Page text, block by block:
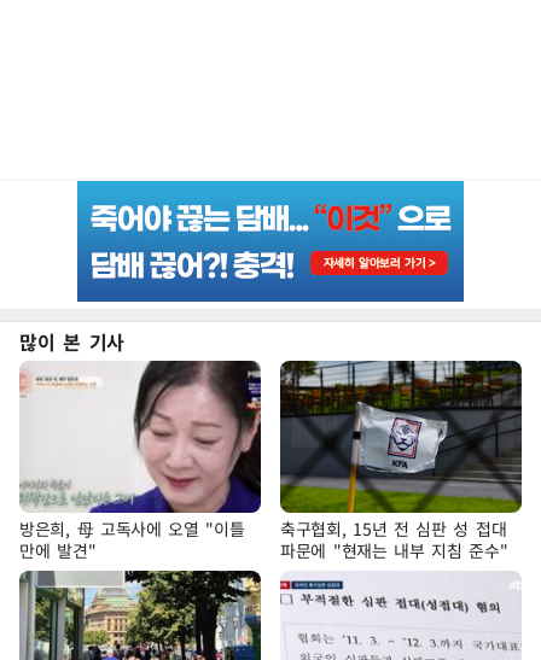
많이 본 기사
방은희, 母 고독사에 오열 "이틀
만에 발견"
축구협회, 15년 전 심판 성 접대
파문에 "현재는 내부 지침 준수"